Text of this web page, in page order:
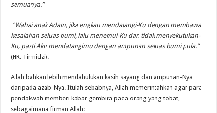
semuanya.”
“Wahai anak Adam, jika engkau mendatangi-Ku dengan membawa
kesalahan seluas bumi, lalu menemui-Ku dan tidak menyekutukan-
Ku, pasti Aku mendatangimu dengan ampunan seluas bumi pula.”
(HR. Tirmidzi).
Allah bahkan lebih mendahulukan kasih sayang dan ampunan-Nya
daripada azab-Nya. Itulah sebabnya, Allah memerintahkan agar para
pendakwah memberi kabar gembira pada orang yang tobat,
sebagaimana firman Allah: